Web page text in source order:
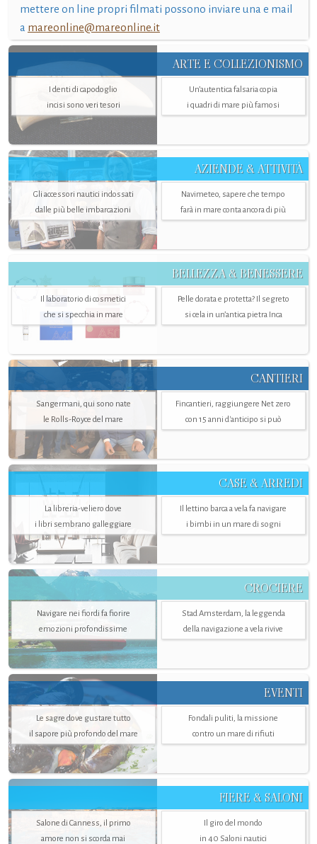
mettere on line propri filmati possono inviare una e mail
a mareonline@mareonline.it
ARTE E COLLEZIONISMO
I denti di capodoglio
incisi sono veri tesori
Un’autentica falsaria copia
i quadri di mare più famosi
AZIENDE & ATTIVITÀ
Gli accessori nautici indossati
dalle più belle imbarcazioni
Navimeteo, sapere che tempo
farà in mare conta ancora di più
BELLEZZA & BENESSERE
Il laboratorio di cosmetici
che si specchia in mare
Pelle dorata e protetta? Il segreto
si cela in un’antica pietra Inca
CANTIERI
Sangermani, qui sono nate
le Rolls-Royce del mare
Fincantieri, raggiungere Net zero
con 15 anni d'anticipo si può
CASE & ARREDI
La libreria-veliero dove
i libri sembrano galleggiare
Il lettino barca a vela fa navigare
i bimbi in un mare di sogni
CROCIERE
Navigare nei fiordi fa fiorire
emozioni profondissime
Stad Amsterdam, la leggenda
della navigazione a vela rivive
EVENTI
Le sagre dove gustare tutto
il sapore più profondo del mare
Fondali puliti, la missione
contro un mare di rifiuti
FIERE & SALONI
Salone di Canness, il primo
amore non si scorda mai
Il giro del mondo
in 40 Saloni nautici